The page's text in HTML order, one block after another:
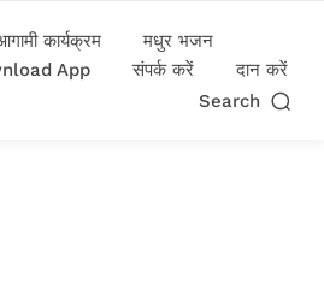
कार्यक्रम
मधुर भजन
App संपर्क करें
दान करें
Search